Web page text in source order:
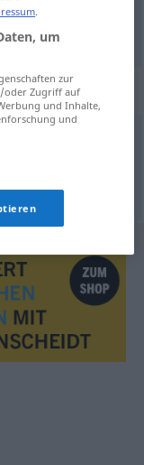
.
um
zur
oder Zugriff auf
und Inhalte,
und